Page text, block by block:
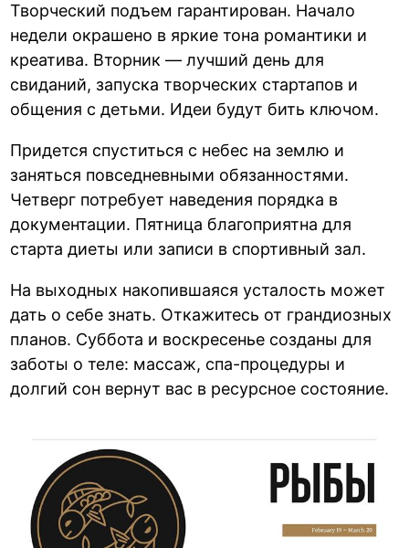
Творческий подъем гарантирован. Начало
недели окрашено в яркие тона романтики и
креатива. Вторник — лучший день для
свиданий, запуска творческих стартапов и
общения с детьми. Идеи будут бить ключом.
Придется спуститься с небес на землю и
заняться повседневными обязанностями.
Четверг потребует наведения порядка в
документации. Пятница благоприятна для
старта диеты или записи в спортивный зал.
На выходных накопившаяся усталость может
дать о себе знать. Откажитесь от грандиозных
планов. Суббота и воскресенье созданы для
заботы о теле: массаж, спа-процедуры и
долгий сон вернут вас в ресурсное состояние.